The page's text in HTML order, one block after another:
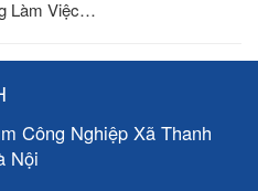
Làm Việc…
Công Nghiệp Xã Thanh
Nội